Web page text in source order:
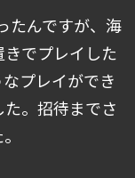
たんですが、海
でプレイした
プレイができ
。招待までさ